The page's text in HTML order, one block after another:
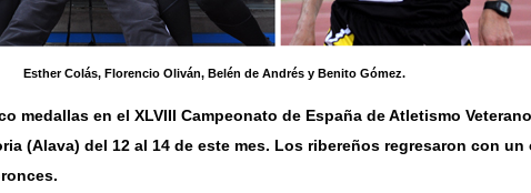
Esther Colás, Florencio Oliván, Belén de Andrés y Benito Gómez.
medallas en el XLVIII Campeonato de España de Atletismo Veterano
(Alava) del 12 al 14 de este mes. Los ribereños regresaron con un